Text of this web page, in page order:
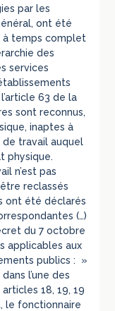
par les
ont été
à temps complet
des
services
63 de la
sont reconnus,
inaptes à
de travail auquel
physique.
n’est pas
reclassés
ont été déclarés
(…)
du 7 octobre
applicables aux
publics : »
l’une des
18, 19, 19
le fonctionnaire